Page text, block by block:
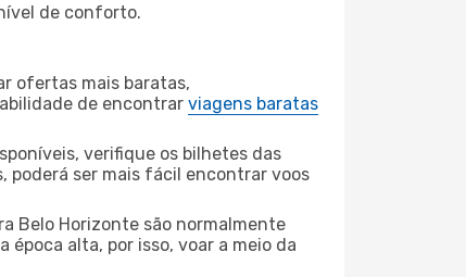
de conforto.
ofertas mais baratas,
de encontrar viagens baratas
verifique os bilhetes das
poderá ser mais fácil encontrar voos
Belo Horizonte são normalmente
alta, por isso, voar a meio da